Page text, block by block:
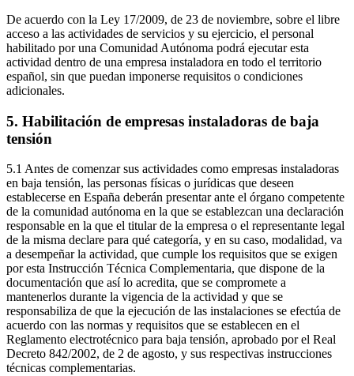
De acuerdo con la Ley 17/2009, de 23 de noviembre, sobre el libre
acceso a las actividades de servicios y su ejercicio, el personal
habilitado por una Comunidad Autónoma podrá ejecutar esta
actividad dentro de una empresa instaladora en todo el territorio
español, sin que puedan imponerse requisitos o condiciones
adicionales.
5. Habilitación de empresas instaladoras de baja
tensión
5.1 Antes de comenzar sus actividades como empresas instaladoras
en baja tensión, las personas físicas o jurídicas que deseen
establecerse en España deberán presentar ante el órgano competente
de la comunidad autónoma en la que se establezcan una declaración
responsable en la que el titular de la empresa o el representante legal
de la misma declare para qué categoría, y en su caso, modalidad, va
a desempeñar la actividad, que cumple los requisitos que se exigen
por esta Instrucción Técnica Complementaria, que dispone de la
documentación que así lo acredita, que se compromete a
mantenerlos durante la vigencia de la actividad y que se
responsabiliza de que la ejecución de las instalaciones se efectúa de
acuerdo con las normas y requisitos que se establecen en el
Reglamento electrotécnico para baja tensión, aprobado por el Real
Decreto 842/2002, de 2 de agosto, y sus respectivas instrucciones
técnicas complementarias.